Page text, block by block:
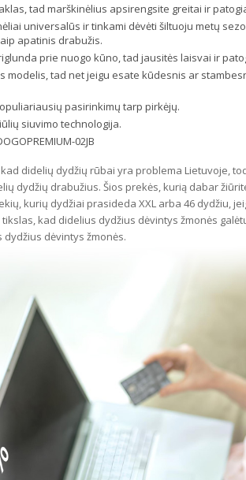
tad marškinėlius apsirengsite greitai ir
universalūs ir tinkami dėvėti šiltuoju metų
apatinis drabužis.
prie nuogo kūno, tad jausitės laisvai ir
modelis, tad net jeigu esate kūdesnis ar
pasirinkimų tarp pirkėjų.
siuvimo technologija.
02JB
didelių dydžių rūbai yra problema Lietuvoje,
dydžių drabužius. Šios prekės, kurią dabar
kurių dydžiai prasideda XXL arba 46 dydžiu,
kad didelius dydžius dėvintys žmonės
dėvintys žmonės.